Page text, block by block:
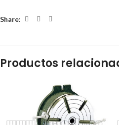
Share:
Productos